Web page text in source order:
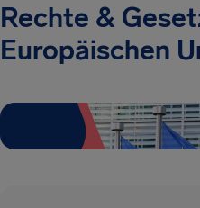
Rechte &
Europäischen